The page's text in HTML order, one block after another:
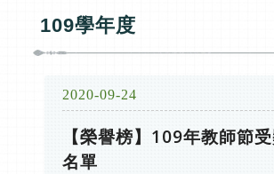
109學年度
2020-09-24
【榮譽榜】109年教師節
名單